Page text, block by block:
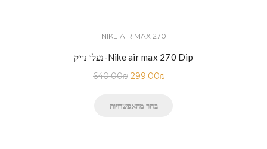
NIKE AIR MAX 270
נעלי נייק-Nike air max 270 Dip
640.00₪ 299.00₪
בחר מהאפשרויות